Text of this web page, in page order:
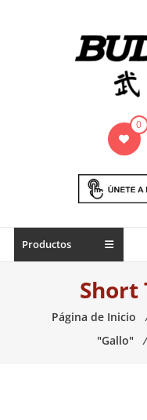
marciales
Todo
necesario
0
Productos
Short
Página de Inicio
"Gallo"